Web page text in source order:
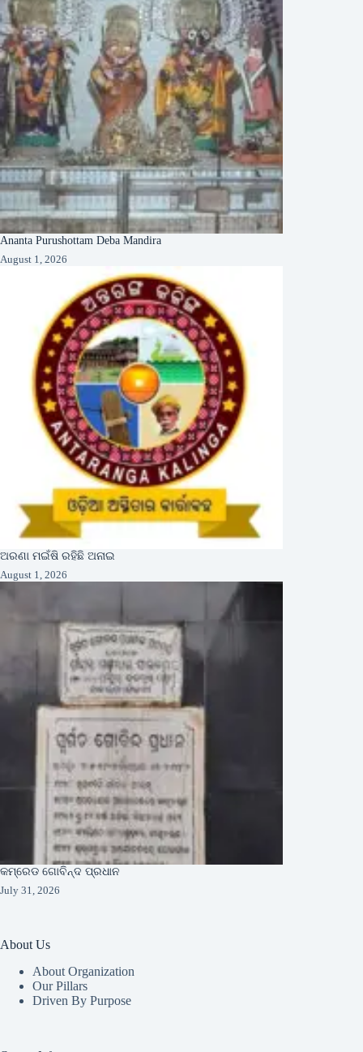
Ananta Purushottam Deba Mandira
August 1, 2026
ଅରଣା ମଇଁଷି ରହିଛି ଅନାଇ
August 1, 2026
କମ୍ରେଡ ଗୋବିନ୍ଦ ପ୍ରଧାନ
July 31, 2026
About Us
About Organization
Our Pillars
Driven By Purpose​